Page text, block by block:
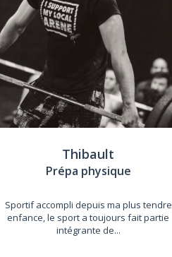
Thibault
Prépa physique
Sportif accompli depuis ma plus tendre
enfance, le sport a toujours fait partie
intégrante de...